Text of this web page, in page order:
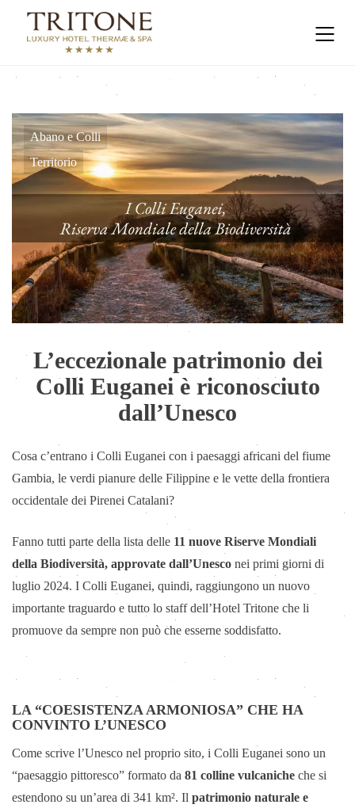
Abano e Colli
Territorio
L’eccezionale patrimonio dei
Colli Euganei è riconosciuto
dall’Unesco
Cosa c’entrano i Colli Euganei con i paesaggi africani del fiume
Gambia, le verdi pianure delle Filippine e le vette della frontiera
occidentale dei Pirenei Catalani?
Fanno tutti parte della lista delle 11 nuove Riserve Mondiali
della Biodiversità, approvate dall’Unesco nei primi giorni di
luglio 2024. I Colli Euganei, quindi, raggiungono un nuovo
importante traguardo e tutto lo staff dell’Hotel Tritone che li
promuove da sempre non può che esserne soddisfatto.
LA “COESISTENZA ARMONIOSA” CHE HA
CONVINTO L’UNESCO
Come scrive l’Unesco nel proprio sito, i Colli Euganei sono un
“paesaggio pittoresco” formato da 81 colline vulcaniche che si
estendono su un’area di 341 km². Il patrimonio naturale e